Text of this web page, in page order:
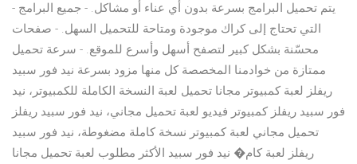
- يتم تحميل البرامج بسرعة بدون أي عناء أو مشاكل. - جميع البرامج
التي تحتاج إلى كراك موجودة ومتاحة للتحميل السهل. - صفحات
محسّنة بشكل كبير لتصفح أسهل وأسرع للموقع. - سرعة تحميل
ممتازة من خوادمنا المخصصة كل منها مزود بسرعة نيد فور سبيد
ريفلز لعبة كمبيوتر مجانا تحميل لعبة النسخة الكاملة للكمبيوتر، نيد
فور سبيد ريفلز كمبيوتر فيديو لعبة تحميل مجاني، نيد فور سبيد ريفلز
تحميل مجاني لعبة كمبيوتر نسخة كاملة مضغوطة، نيد فور سبيد
ريفلز لعبة كام� نيد فور سبيد الأكثر مطلوب لعبة تحميل مجانا